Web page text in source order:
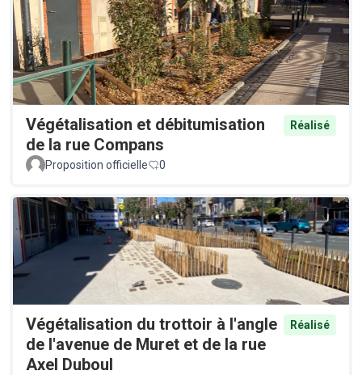
Végétalisation et débitumisation
de la rue Compans
Réalisé
Proposition officielle 0
Végétalisation du trottoir à l'angle
de l'avenue de Muret et de la rue
Axel Duboul
Réalisé